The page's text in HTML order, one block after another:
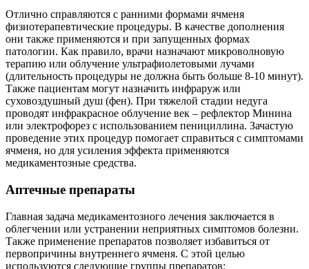
Отлично справляются с ранними формами ячменя
физиотерапевтические процедуры. В качестве дополнения
они также применяются и при запущенных формах
патологии. Как правило, врачи назначают микроволновую
терапию или облучение ультрафиолетовыми лучами
(длительность процедуры не должна быть больше 8-10 минут).
Также пациентам могут назначить инфраруж или
суховоздушный душ (фен). При тяжелой стадии недуга
проводят инфракрасное облучение век – рефлектор Минина
или электрофорез с использованием пенициллина. Зачастую
проведение этих процедур помогает справиться с симптомами
ячменя, но для усиления эффекта применяются
медикаментозные средства.
Аптечные препараты
Главная задача медикаментозного лечения заключается в
облегчении или устранении неприятных симптомов болезни.
Также применение препаратов позволяет избавиться от
первопричины внутреннего ячменя. С этой целью
используются следующие группы препаратов: